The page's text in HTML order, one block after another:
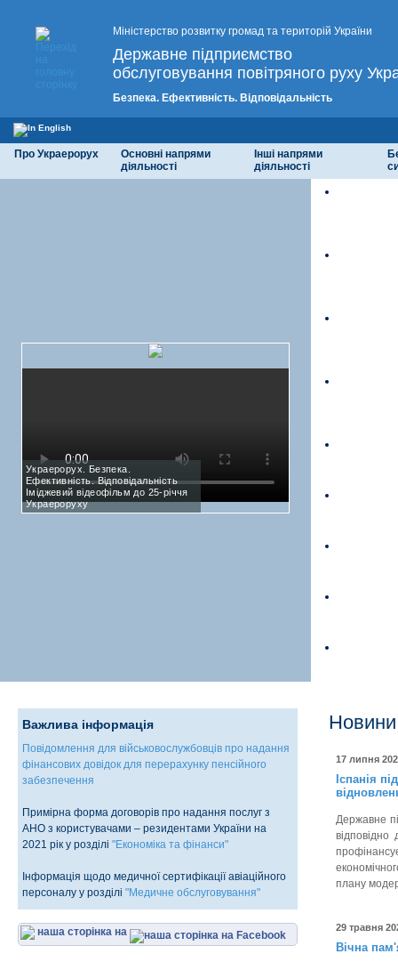
Міністерство розвитку громад та територій України
Державне підприємство
обслуговування повітряного руху
Безпека. Ефективність. Відповідальність
Про Украерорух
Основні напрями
діяльності
Інші напрями
діяльності
Украерорух. Безпека.
Ефективність. Відповідальність
Іміджевий відеофільм до 25-річчя
Украероруху
Важлива інформація
Повідомлення для військовослужбовців про надання
фінансових довідок для перерахунку пенсійного
забезпечення
Примірна форма договорів про надання послуг з
АНО з користувачами – резидентами України на
2021 рік у розділі "Економіка та фінанси"
Інформація щодо медичної сертифікації авіаційного
персоналу у розділі "Медичне обслуговування"
наша сторінка на
Новини
17 липня
Іспанія
Державне
плану
29 травня
Вічна